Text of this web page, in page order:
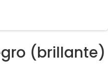
(brillante)